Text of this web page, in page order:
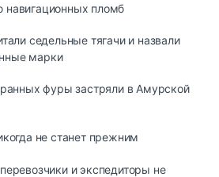
пломб
седельные тягачи и назвали
марки
фуры застряли в Амурской
не станет прежним
и экспедиторы не